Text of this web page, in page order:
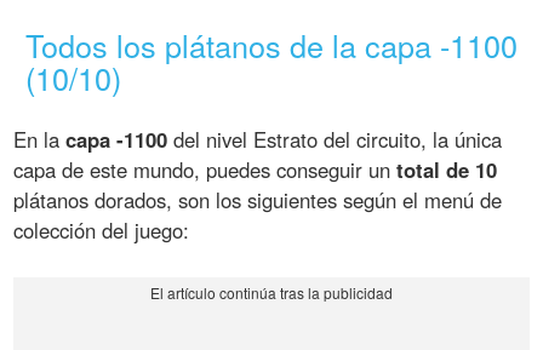
Todos los plátanos de la capa -1100
(10/10)
En lacapa -1100 del nivel Estrato del circuito, la única
capa de este mundo, puedes conseguir untotal de 10
plátanos dorados, son los siguientes según el menú de
colección del juego: